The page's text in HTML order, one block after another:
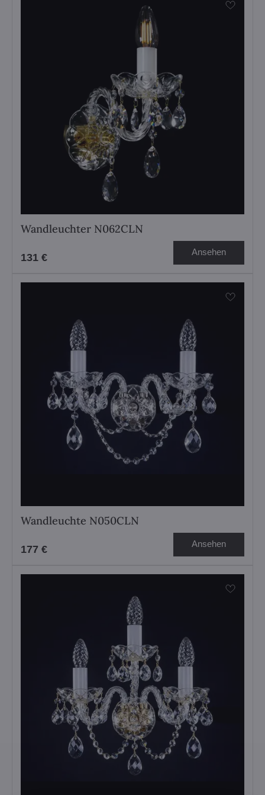
Wandleuchter N062CLN
131 € Ansehen
Wandleuchte N050CLN
177 € Ansehen